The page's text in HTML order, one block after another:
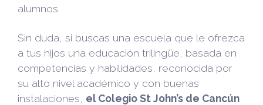
alumnos.
Sin duda, si buscas una escuela que le ofrezca
a tus hijos una educación trilingüe, basada en
competencias y habilidades, reconocida por
su alto nivel académico y con buenas
instalaciones, el Colegio St John’s de Cancún